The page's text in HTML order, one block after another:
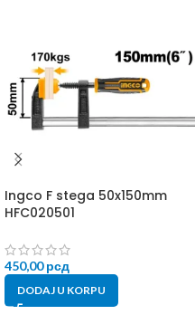
Ingco F stega 50x150mm
HFC020501
450,00рсд
DODAJ U KORPU